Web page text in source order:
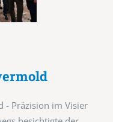
- Präzision im Visier